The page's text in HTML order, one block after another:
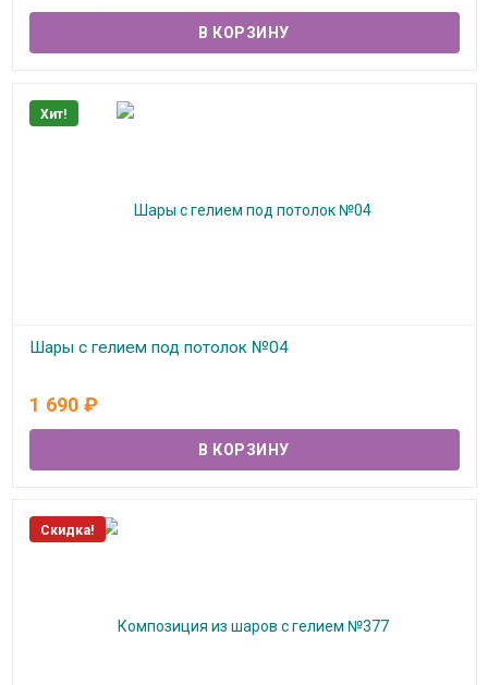
Хит!
Шары с гелием под потолок №04
1 690 ₽
Скидка!